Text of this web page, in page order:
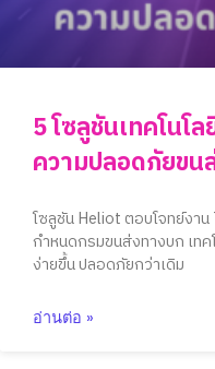
5 โซลูชันเทคโนโ
ความปลอดภัยขน
โซลูชัน Heliot ตอบโจทย์งา
กำหนดกรมขนส่งทางบก เท
ง่ายขึ้น ปลอดภัยกว่าเดิม
อ่านต่อ »